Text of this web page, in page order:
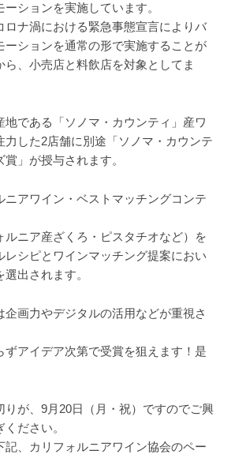
ションを実施しています。
ロナ渦における緊急事態宣言によりバ
ーションを通常の形で実施することが
ら、小売店と料飲店を対象としてま
地である「ソノマ・カウンティ」産ワ
力した2店舗に別途「ソノマ・カウンテ
」が授与されます。
ニアワイン・ベストマッチングコンテ
ルニア産ざくろ・ピスタチオなど）を
レシピとワインマッチング提案におい
出されます。
企画力やデジタルの活用などが重視さ
ずアイデア次第で受賞を狙えます！是
りが、9月20日（月・祝）ですのでご興
ださい。
記、カリフォルニアワイン協会のペー